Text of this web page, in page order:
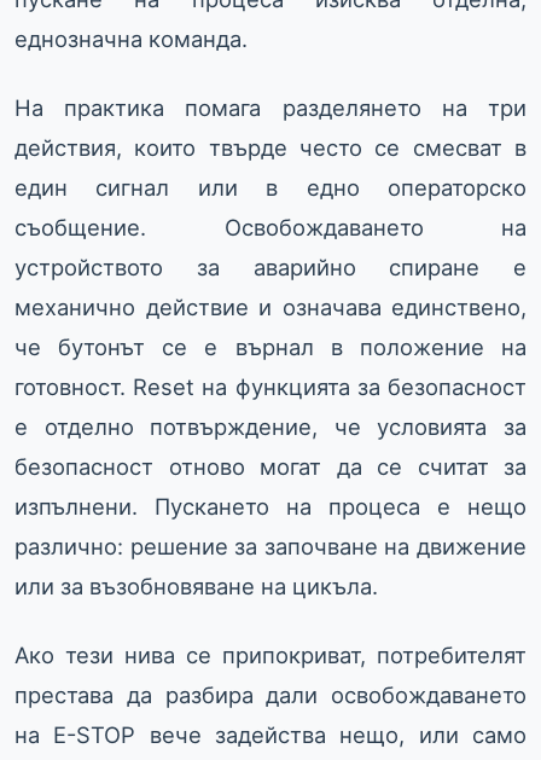
еднозначна команда.
На практика помага разделянето на три
действия, които твърде често се смесват в
един сигнал или в едно операторско
съобщение. Освобождаването на
устройството за аварийно спиране е
механично действие и означава единствено,
че бутонът се е върнал в положение на
готовност. Reset на функцията за безопасност
е отделно потвърждение, че условията за
безопасност отново могат да се считат за
изпълнени. Пускането на процеса е нещо
различно: решение за започване на движение
или за възобновяване на цикъла.
Ако тези нива се припокриват, потребителят
престава да разбира дали освобождаването
на E-STOP вече задейства нещо, или само